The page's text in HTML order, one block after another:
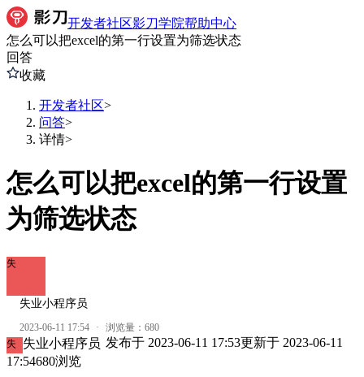
开发者社区影刀学院帮助中心
怎么可以把excel的第一行设置为筛选状态
回答
收藏
开发者社区>
问答>
详情>
怎么可以把excel的第一行设置
为筛选状态
失
失业小程序员
2023-06-11 17:54 · 浏览量： 680
失
失业小程序员 发布于 2023-06-11 17:53更新于 2023-06-11
17:54680浏览